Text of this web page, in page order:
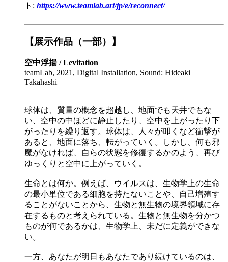
ト: https://www.teamlab.art/jp/e/reconnect/
【展示作品（一部）】
空中浮揚 / Levitation
teamLab, 2021, Digital Installation, Sound: Hideaki
Takahashi
球体は、質量の概念を超越し、地面でも天井でもな
い、空中の中ほどに静止したり、空中を上がったり下
がったりを繰り返す。球体は、人々が叩くなど衝撃が
あると、地面に落ち、転がっていく。しかし、何も邪
魔がなければ、自らの状態を修復するかのよう、再び
ゆっくりと空中に上がっていく。
生命とは何か。例えば、ウイルスは、生物学上の生命
の最小単位である細胞を持たないことや、自己増殖す
ることがないことから、生物と無生物の境界領域に存
在するものと考えられている。生物と無生物を分かつ
ものが何であるかは、生物学上、未だに定義ができな
い。
一方、あなたが明日もあなたであり続けているのは、